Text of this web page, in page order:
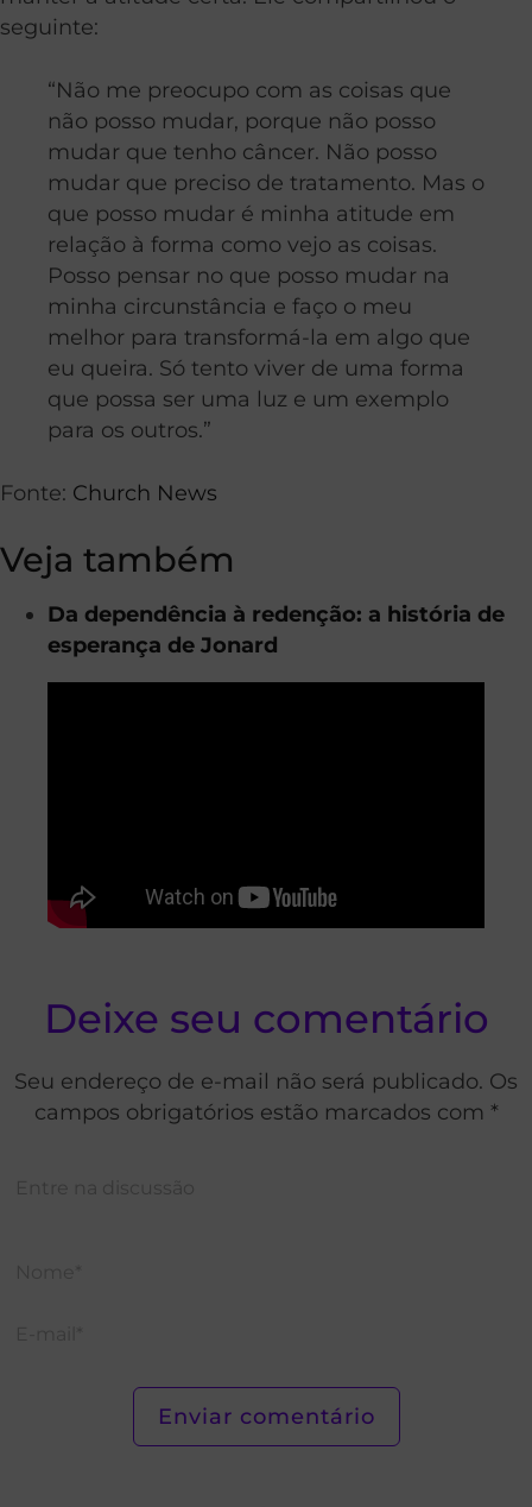
seguinte:
“Não me preocupo com as coisas que
não posso mudar, porque não posso
mudar que tenho câncer. Não posso
mudar que preciso de tratamento. Mas o
que posso mudar é minha atitude em
relação à forma como vejo as coisas.
Posso pensar no que posso mudar na
minha circunstância e faço o meu
melhor para transformá-la em algo que
eu queira. Só tento viver de uma forma
que possa ser uma luz e um exemplo
para os outros.”
Fonte: Church News
Veja também
Da dependência à redenção: a história de
esperança de Jonard
Deixe seu comentário
Seu endereço de e-mail não será publicado. Os
campos obrigatórios estão marcados com *